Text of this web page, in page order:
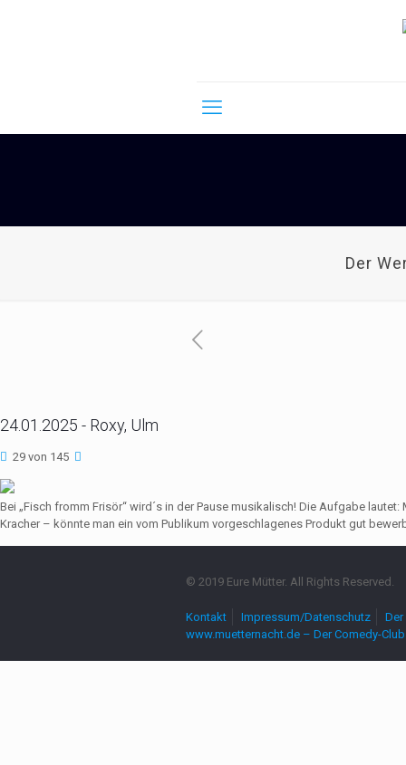
Der
24.01.2025 - Roxy, Ulm
29 von 145
Bei „Fisch fromm Frisör“ wird´s in der Pause musikalisch! Die Aufgabe
Kracher – könnte man ein vom Publikum vorgeschlagenes Produkt gut
© 2019 Eure Mütter. All Rights Reserved.
Kontakt Impressum/Datenschutz
www.muetternacht.de – Der Comedy-Club